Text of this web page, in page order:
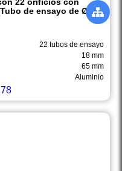
de ensayo de Ø 18
22 tubos de ensayo
18 mm
65 mm
Aluminio